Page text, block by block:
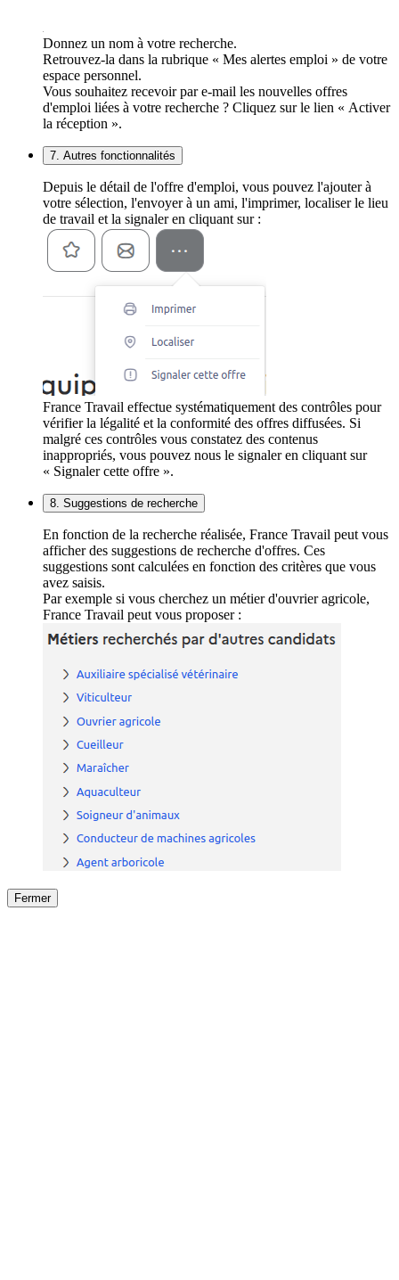
Donnez un nom à votre recherche.
Retrouvez-la dans la rubrique « Mes alertes emploi » de votre
espace personnel.
Vous souhaitez recevoir par e-mail les nouvelles offres
d'emploi liées à votre recherche ? Cliquez sur le lien « Activer
la réception ».
7. Autres fonctionnalités
Depuis le détail de l'offre d'emploi, vous pouvez l'ajouter à
votre sélection, l'envoyer à un ami, l'imprimer, localiser le lieu
de travail et la signaler en cliquant sur :
France Travail effectue systématiquement des contrôles pour
vérifier la légalité et la conformité des offres diffusées. Si
malgré ces contrôles vous constatez des contenus
inappropriés, vous pouvez nous le signaler en cliquant sur
« Signaler cette offre ».
8. Suggestions de recherche
En fonction de la recherche réalisée, France Travail peut vous
afficher des suggestions de recherche d'offres. Ces
suggestions sont calculées en fonction des critères que vous
avez saisis.
Par exemple si vous cherchez un métier d'ouvrier agricole,
France Travail peut vous proposer :
Fermer